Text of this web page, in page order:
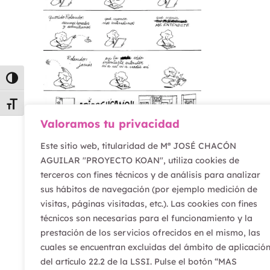
Valoramos tu privacidad
Este sitio web, titularidad de Mª JOSÉ CHACÓN
AGUILAR "PROYECTO KOAN", utiliza cookies de
terceros con fines técnicos y de análisis para analizar
sus hábitos de navegación (por ejemplo medición de
visitas, páginas visitadas, etc.). Las cookies con fines
técnicos son necesarias para el funcionamiento y la
prestación de los servicios ofrecidos en el mismo, las
cuales se encuentran excluidas del ámbito de aplicación
del artículo 22.2 de la LSSI. Pulse el botón “MAS
Alternar alto contraste
Alternar tamaño de letra
“ADIOS
GUSANO”
Leer artículo